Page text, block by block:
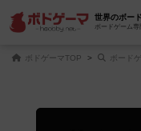
世界のボー
ボードゲーム専
ボドゲーマTOP ボード